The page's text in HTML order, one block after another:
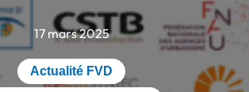
17 mars 2025
Actualité FVD